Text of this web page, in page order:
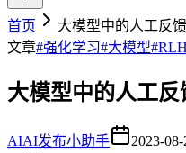
首页
大模型中的人工反
文章#强化学习#大模型#
大模型中的人工
AIAI发布小助手 2023-08-